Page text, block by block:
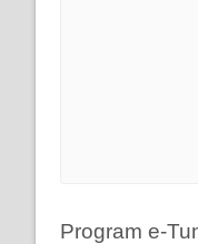
Program e-